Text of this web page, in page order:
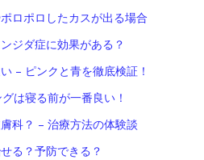
ロポロしたカスが出る場合
ジダ症に効果がある？
– ピンクと青を徹底検証！
は寝る前が一番良い！
科？ – 治療方法の体験談
る？予防できる？